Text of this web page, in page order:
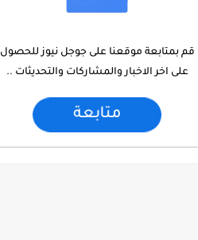
قم بمتابعة موقعنا على جوجل نيوز للحصول
على اخر الاخبار والمشاركات والتحديثات ..
متابعة